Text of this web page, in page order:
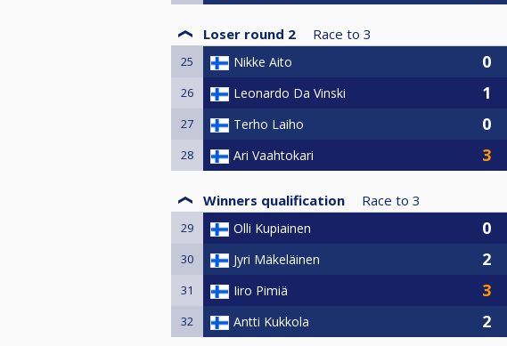
Loser round 2 Race to 3
25 Nikke Aito
26 Leonardo Da Vinski
27 Terho Laiho
28 Ari Vaahtokari
Winners qualification Race to 3
29 Olli Kupiainen
30 Jyri Mäkeläinen
31 Iiro Pimiä
32 Antti Kukkola